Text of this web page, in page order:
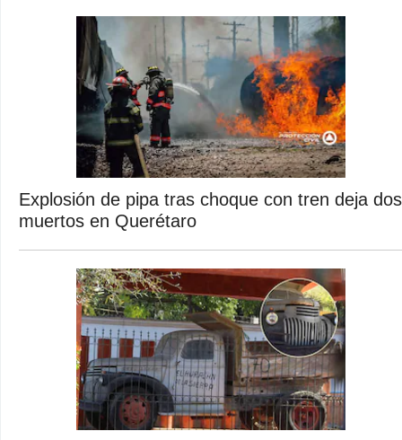
Explosión de pipa tras choque con tren deja dos
muertos en Querétaro